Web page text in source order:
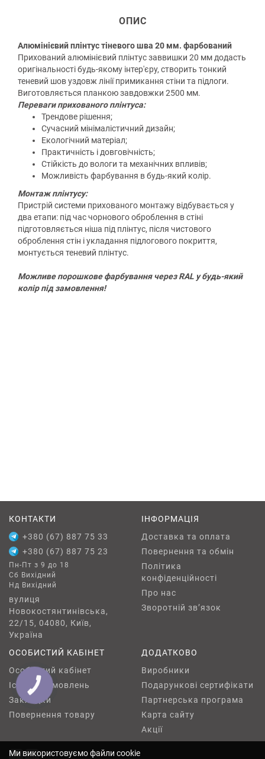
ОПИС
Алюмінієвий плінтус тіневого шва 20 мм. фарбований
Прихований алюмінієвий плінтус заввишки 20 мм додасть
оригінальності будь-якому інтер'єру, створить тонкий
теневий шов уздовж лінії примикання стіни та підлоги.
Виготовляється планкою завдовжки 2500 мм.
Переваги прихованого плінтуса:
Трендове рішення;
Сучасний мінімалістичний дизайн;
Екологічний матеріал;
Практичність і довговічність;
Стійкість до вологи та механічних впливів;
Можливість фарбування в будь-який колір.
Монтаж плінтусу:
Пристрій системи прихованого монтажу відбувається у
два етапи: під час чорнового оброблення в стіні
підготовляється ніша під плінтус, після чистового
оброблення стін і укладання підлогового покриття,
монтується теневий плінтус.
Можливе порошкове фарбування через RAL у будь-який
колір під замовлення!
КОНТАКТИ
+380 (67) 887 75 33
+380 (67) 887 75 23
Пн-Пт з 9 до 18
Сб Вихідний
Нд Вихідний
вулиця
Новокостянтинівська,
22/15, 04080, Київ,
Україна
ІНФОРМАЦІЯ
Доставка та оплата
Повернення та обмін
Політика
конфіденційності
Про нас
Зворотній зв’язок
ОСОБИСТИЙ КАБІНЕТ
Особистий кабінет
Історія замовлень
Закладки
Повернення товару
ДОДАТКОВО
Виробники
Подарункові сертифікати
Партнерська програма
Карта сайту
Акції
Ми використовуємо файли cookie
КНОПКА
ЗВ'ЯЗКУ